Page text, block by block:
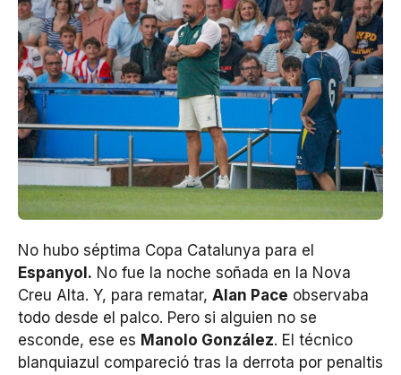
No hubo séptima Copa Catalunya para el
Espanyol. No fue la noche soñada en la Nova
Creu Alta. Y, para rematar, Alan Pace observaba
todo desde el palco. Pero si alguien no se
esconde, ese es Manolo González. El técnico
blanquiazul compareció tras la derrota por penaltis